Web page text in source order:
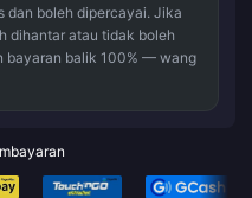
dan boleh dipercayai. Jika
dihantar atau tidak boleh
bayaran balik 100% — wang